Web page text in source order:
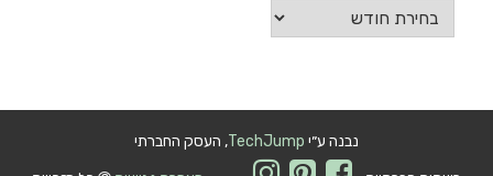
לכל
הפוסטים
נבנה ע״י TechJump, העסק החברתי